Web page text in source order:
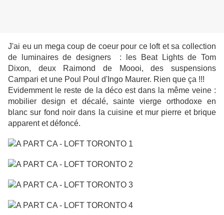
J'ai eu un mega coup de coeur pour ce loft et sa collection
de luminaires de designers : les Beat Lights de Tom
Dixon, deux Raimond de Moooi, des suspensions
Campari et une Poul Poul d'Ingo Maurer. Rien que ça !!!
Evidemment le reste de la déco est dans la même veine :
mobilier design et décalé, sainte vierge orthodoxe en
blanc sur fond noir dans la cuisine et mur pierre et brique
apparent et défoncé.